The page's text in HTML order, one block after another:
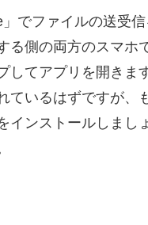
でファイルの送受
る側の両方のスマホ
してアプリを開きま
ているはずですが
インストールしまし